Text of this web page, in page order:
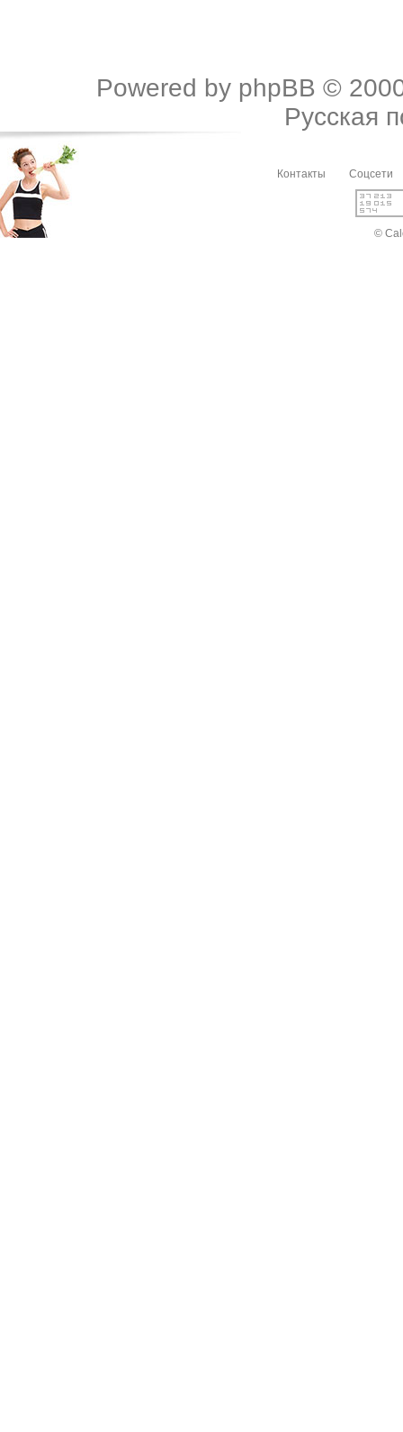
Powered by phpBB ©
Русская
Контакты Соцсети
©